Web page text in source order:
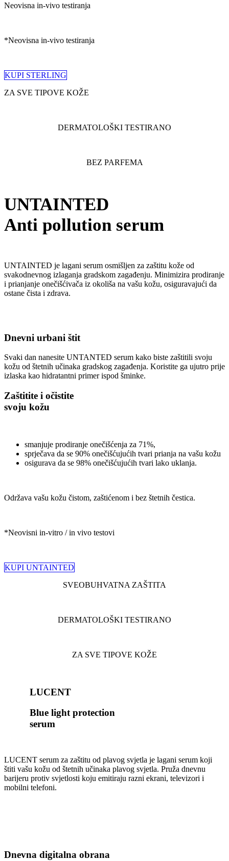
Neovisna in-vivo testiranja
*Neovisna in-vivo testiranja
KUPI STERLING
ZA SVE TIPOVE KOŽE
DERMATOLOŠKI TESTIRANO
BEZ PARFEMA
UNTAINTED
Anti pollution serum
UNTAINTED je lagani serum osmišljen za zaštitu kože od
svakodnevnog izlaganja gradskom zagađenju. Minimizira prodiranje
i prianjanje onečišćivača iz okoliša na vašu kožu, osiguravajući da
ostane čista i zdrava.
Dnevni urbani štit
Svaki dan nanesite UNTANTED serum kako biste zaštitili svoju
kožu od štetnih učinaka gradskog zagađenja. Koristite ga ujutro prije
izlaska kao hidratantni primer ispod šminke.
Zaštitite i očistite
svoju kožu​
smanjuje prodiranje onečišćenja za 71%,
sprječava da se 90% onečišćujućih tvari prianja na vašu kožu
osigurava da se 98% onečišćujućih tvari lako uklanja.
Održava vašu kožu čistom, zaštićenom i bez štetnih čestica.​
*Neovisni in-vitro / in vivo testovi
KUPI UNTAINTED
SVEOBUHVATNA ZAŠTITA
DERMATOLOŠKI TESTIRANO
ZA SVE TIPOVE KOŽE
LUCENT
Blue light protection
serum
LUCENT serum za zaštitu od plavog svjetla je lagani serum koji
štiti vašu kožu od štetnih učinaka plavog svjetla. Pruža dnevnu
barijeru protiv svjetlosti koju emitiraju razni ekrani, televizori i
mobilni telefoni.
Dnevna digitalna obrana​